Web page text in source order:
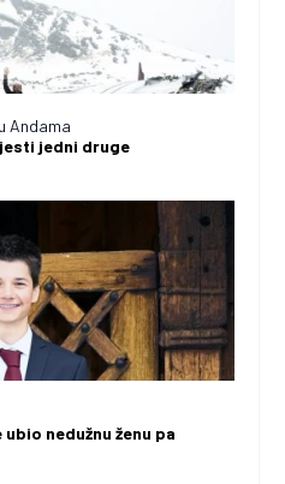
Andama
jedni druge
nedužnu ženu pa